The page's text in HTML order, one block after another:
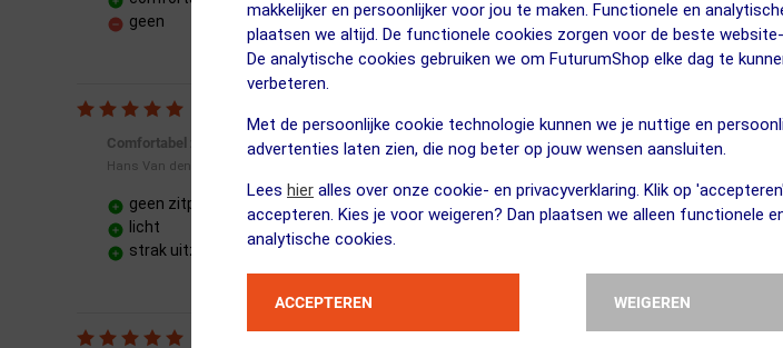
makkelijker en persoonlijker voor jou te maken. Functionele en
plaatsen we altijd. De functionele cookies zorgen voor de beste
De analytische cookies gebruiken we om FuturumShop elke dag te
verbeteren.
Met de persoonlijke cookie technologie kunnen we je nuttige en
advertenties laten zien, die nog beter op jouw wensen aansluiten.
Lees hier alles over onze cookie- en privacyverklaring. Klik op
accepteren. Kies je voor weigeren? Dan plaatsen we alleen functionele
analytische cookies.
ACCEPTEREN WEIGEREN
geen
Comfortabel zadel, in alle posities
Hans Van den Broeck
geen zitpijn
licht
strak uitzicht
Na enkele honderden kilometers